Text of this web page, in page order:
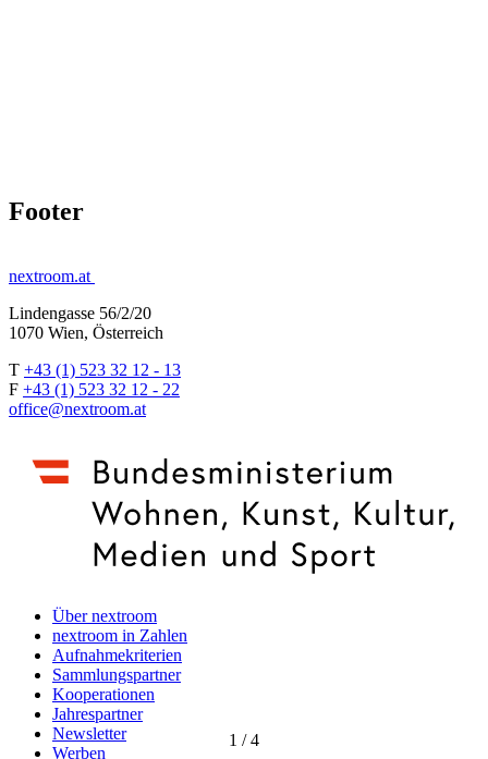
1 /4
Footer
nextroom.at
Lindengasse 56/2/20
1070 Wien, Österreich
T +43 (1) 523 32 12 - 13
F +43 (1) 523 32 12 - 22
office@nextroom.at
Über nextroom
nextroom in Zahlen
Aufnahmekriterien
Sammlungspartner
Kooperationen
Jahrespartner
Newsletter
Werben